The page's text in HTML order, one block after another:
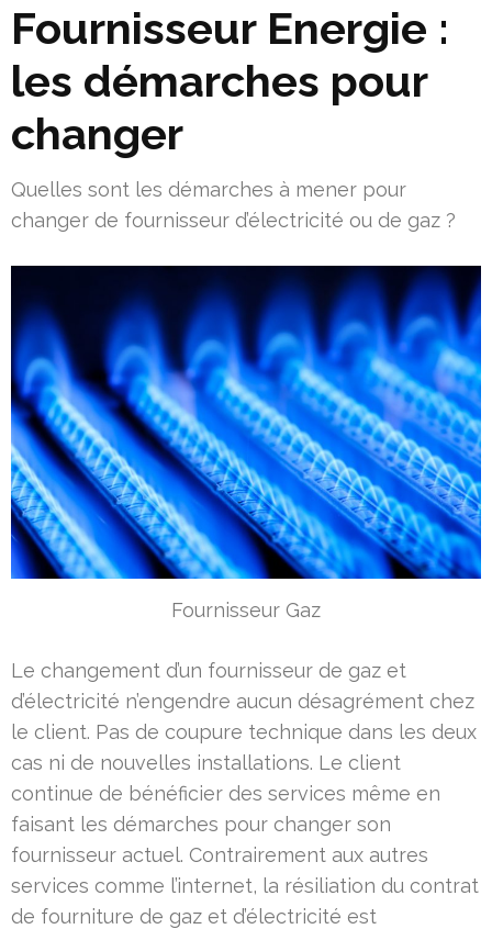
Fournisseur Energie :
les démarches pour
changer
Quelles sont les démarches à mener pour
changer de fournisseur d’électricité ou de gaz ?
Fournisseur Gaz
Le changement d’un fournisseur de gaz et
d’électricité n’engendre aucun désagrément chez
le client. Pas de coupure technique dans les deux
cas ni de nouvelles installations. Le client
continue de bénéficier des services même en
faisant les démarches pour changer son
fournisseur actuel. Contrairement aux autres
services comme l’internet, la résiliation du contrat
de fourniture de gaz et d’électricité est